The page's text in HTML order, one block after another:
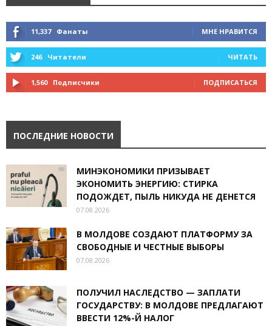
11,337 Фанаты МНЕ НРАВИТСЯ
246 Читатели ЧИТАТЬ
1,560 Подписчики ПОДПИСАТЬСЯ
ПОСЛЕДНИЕ НОВОСТИ
МИНЭКОНОМИКИ ПРИЗЫВАЕТ
ЭКОНОМИТЬ ЭНЕРГИЮ: СТИРКА
ПОДОЖДЕТ, ПЫЛЬ НИКУДА НЕ ДЕНЕТСЯ
07.08.2026
В МОЛДОВЕ СОЗДАЮТ ПЛАТФОРМУ ЗА
СВОБОДНЫЕ И ЧЕСТНЫЕ ВЫБОРЫ
07.08.2026
ПОЛУЧИЛ НАСЛЕДСТВО — ЗАПЛАТИ
ГОСУДАРСТВУ: В МОЛДОВЕ ПРЕДЛАГАЮТ
ВВЕСТИ 12%-Й НАЛОГ